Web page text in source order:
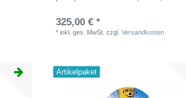
325,00 € *
*inkl. ges. MwSt. zzgl.Versandkosten
Artikelpaket